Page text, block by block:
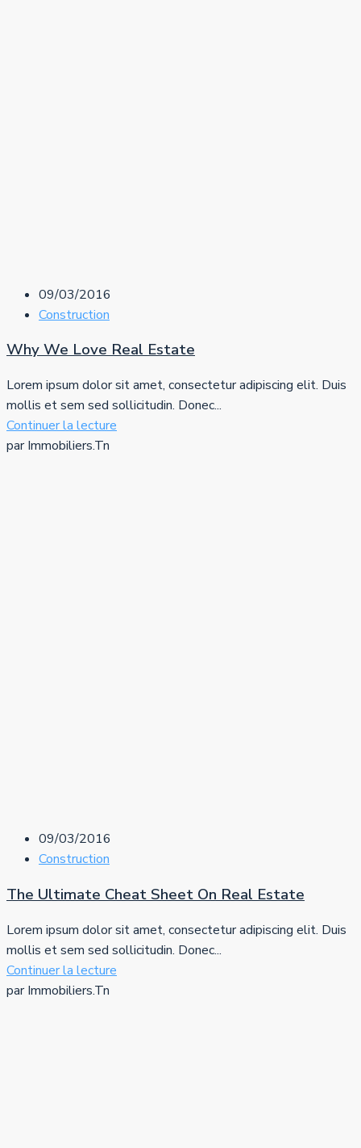
09/03/2016
Construction
Why We Love Real Estate
Lorem ipsum dolor sit amet, consectetur adipiscing elit. Duis
mollis et sem sed sollicitudin. Donec...
Continuer la lecture
par Immobiliers.Tn
09/03/2016
Construction
The Ultimate Cheat Sheet On Real Estate
Lorem ipsum dolor sit amet, consectetur adipiscing elit. Duis
mollis et sem sed sollicitudin. Donec...
Continuer la lecture
par Immobiliers.Tn